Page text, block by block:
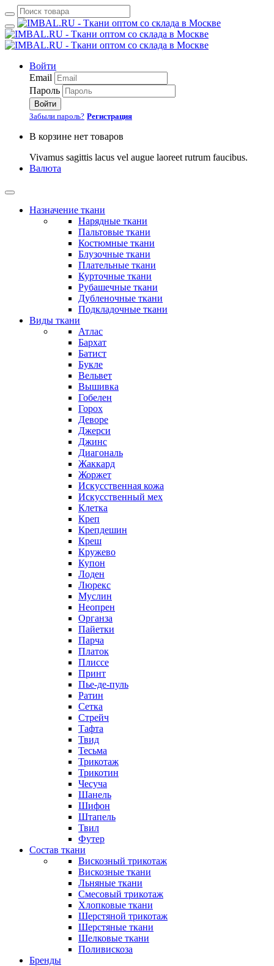
Войти
Email
Пароль
Войти
Забыли пароль? Регистрация
В корзине нет товаров
Vivamus sagittis lacus vel augue laoreet rutrum faucibus.
Валюта
Назначение ткани
Нарядные ткани
Пальтовые ткани
Костюмные ткани
Блузочные ткани
Плательные ткани
Курточные ткани
Рубашечные ткани
Дубленочные ткани
Подкладочные ткани
Виды ткани
Атлас
Бархат
Батист
Букле
Вельвет
Вышивка
Гобелен
Горох
Деворе
Джерси
Джинс
Диагональ
Жаккард
Жоржет
Искусственная кожа
Искусственный мех
Клетка
Креп
Крепдешин
Креш
Кружево
Купон
Лоден
Люрекс
Муслин
Неопрен
Органза
Пайетки
Парча
Платок
Плиссе
Принт
Пье-де-пуль
Ратин
Сетка
Стрейч
Тафта
Твид
Тесьма
Трикотаж
Трикотин
Чесуча
Шанель
Шифон
Штапель
Твил
Футер
Состав ткани
Вискозный трикотаж
Вискозные ткани
Льняные ткани
Смесовый трикотаж
Хлопковые ткани
Шерстяной трикотаж
Шерстяные ткани
Шелковые ткани
Поливискоза
Бренды